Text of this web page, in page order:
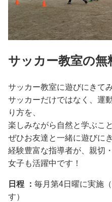
サッカー教室の無
サッカー教室に遊びにきて
サッカーだけではなく、運
り方を、
楽しみながら自然と学ぶこ
ぜひお友達と一緒に遊びに
経験豊富な指導者が、親切
女子も活躍中です！
日程 ： 毎月第4日曜に実施
す）